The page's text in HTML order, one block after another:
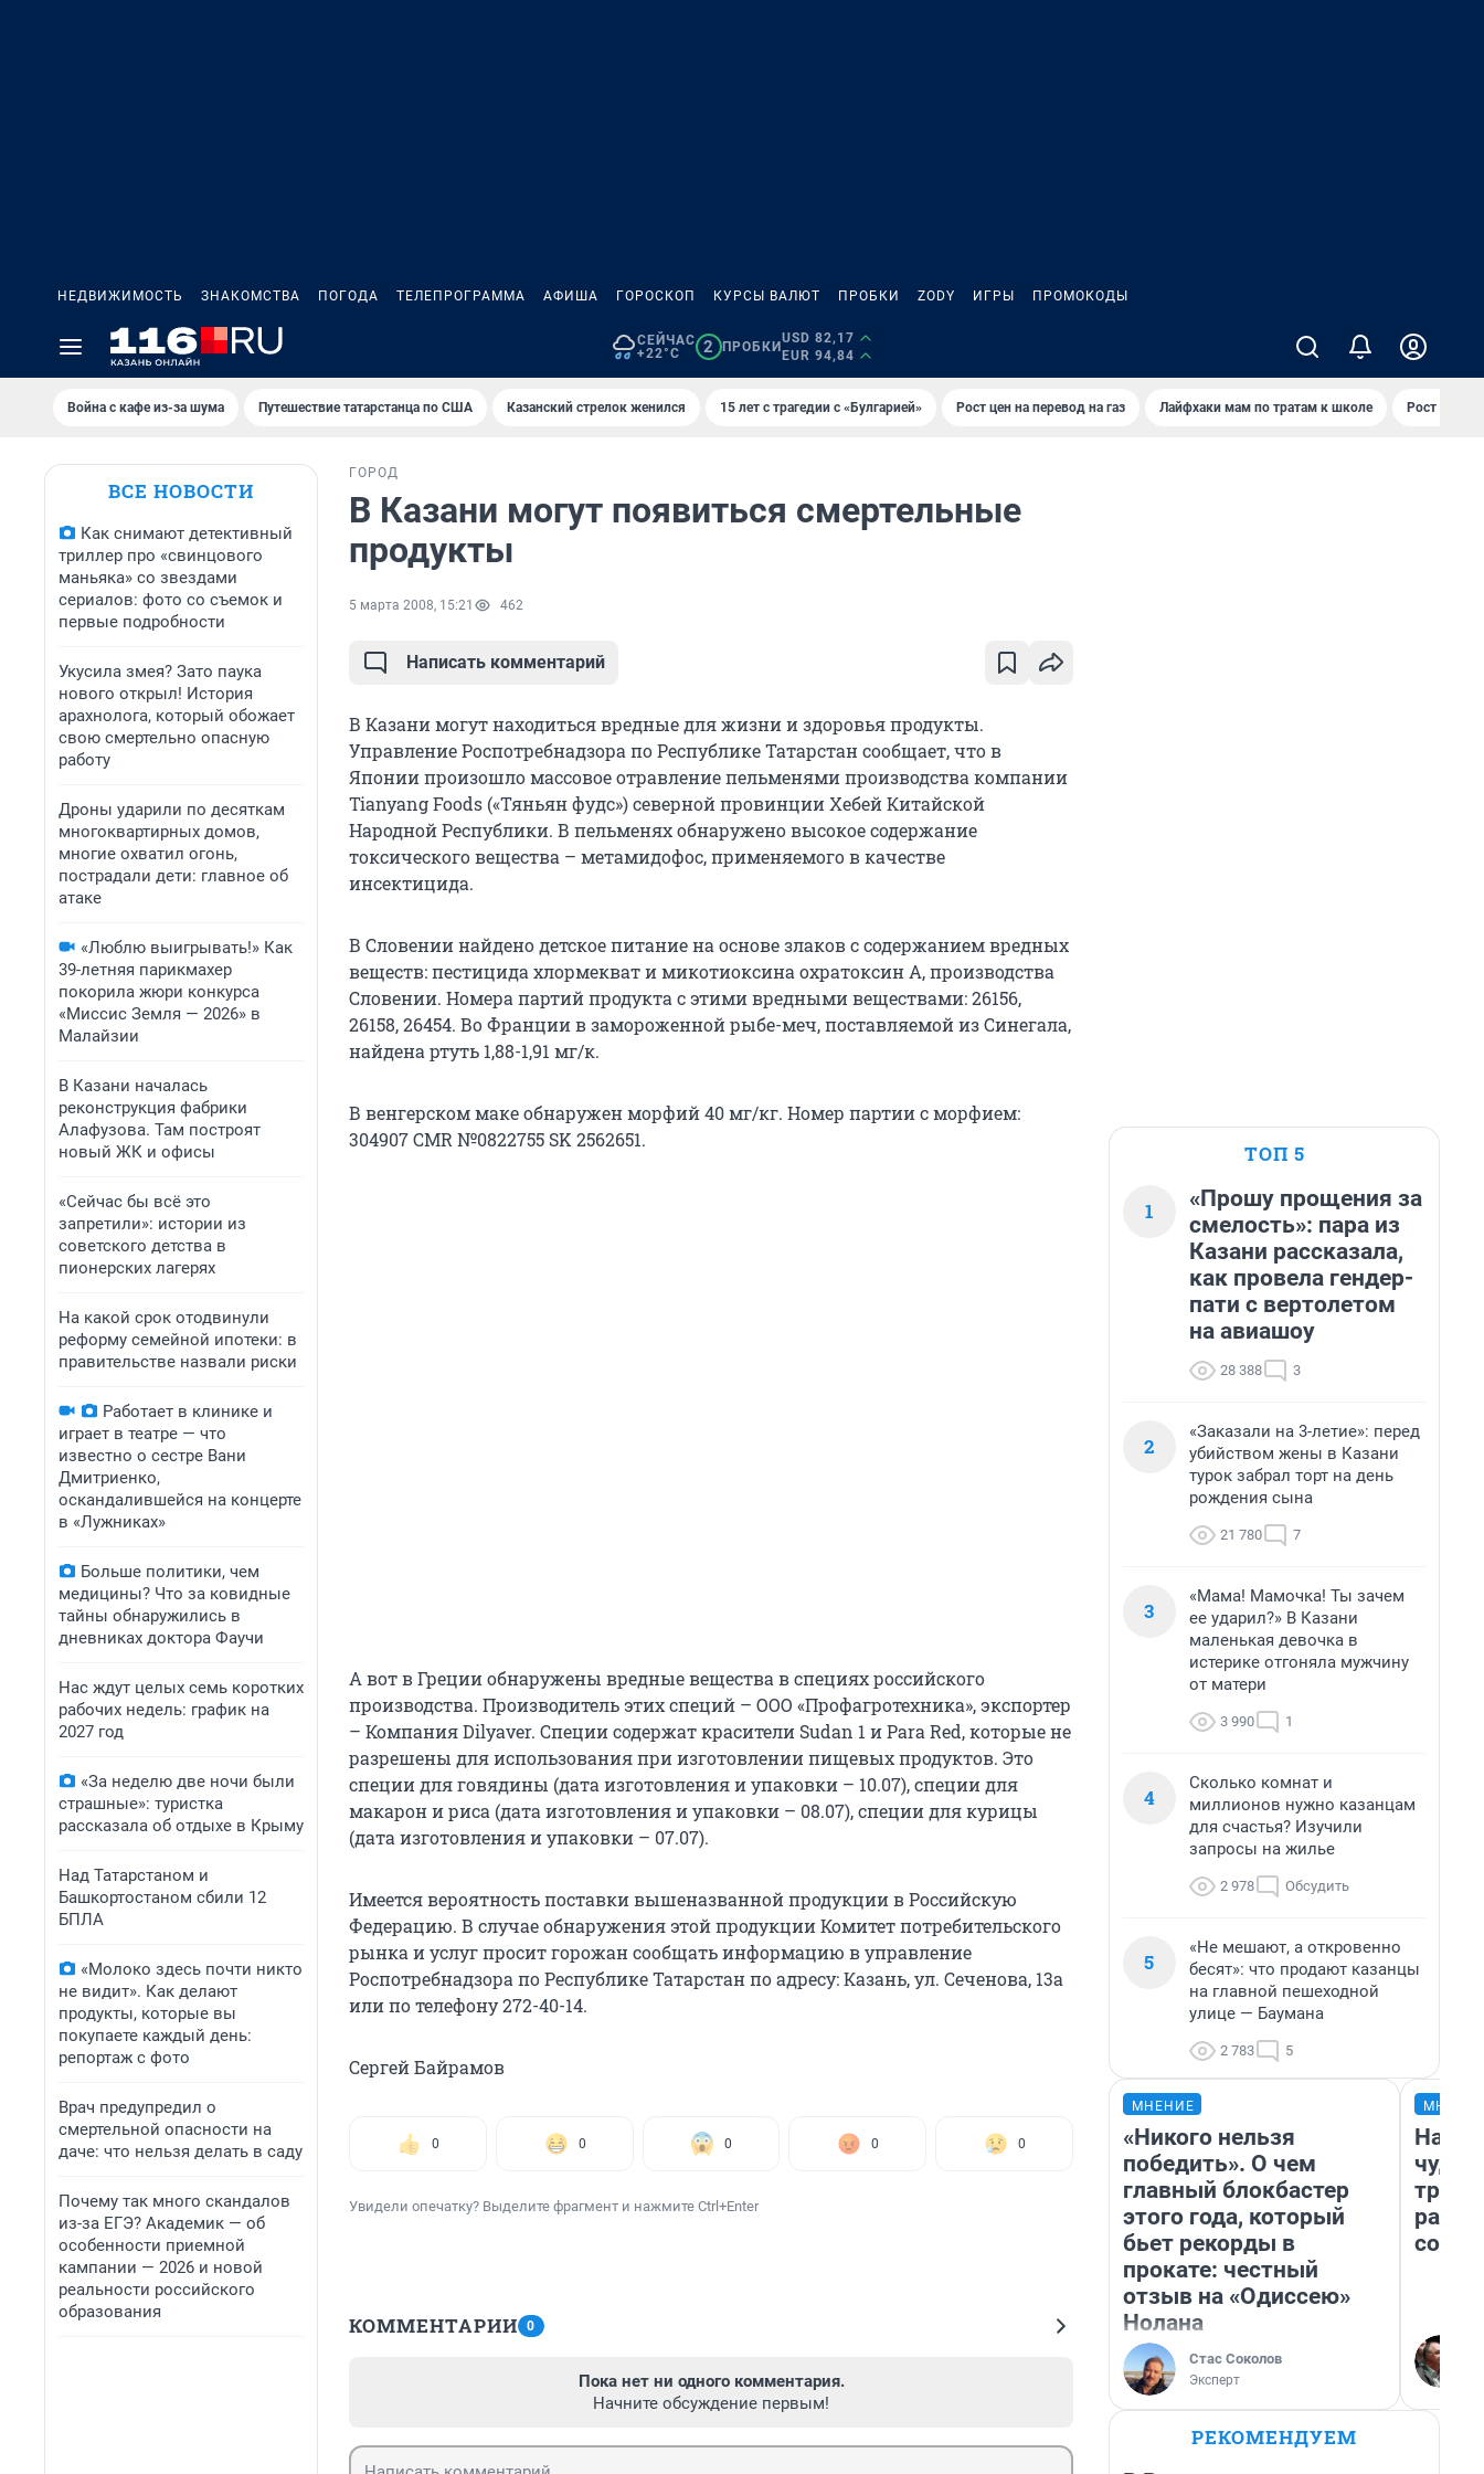
НЕДВИЖИМОСТЬ ЗНАКОМСТВА ПОГОДА ТЕЛЕПРОГРАММА АФИША ГОРОСКОП КУРСЫ ВАЛЮТ ПРОБКИ ZODY ИГРЫ ПРОМОКОДЫ
СЕЙЧАС
+22°C
2 ПРОБКИ
USD 82,17
EUR 94,84
Война с кафе из-за шума Путешествие татарстанца по США Казанский стрелок женился 15 лет с трагедии с «Булгарией» Рост цен на перевод на газ Лайфхаки мам по тратам к школе Рост цен на
ВСЕ НОВОСТИ
Как снимают детективный
триллер про «свинцового
маньяка» со звездами
сериалов: фото со съемок и
первые подробности
Укусила змея? Зато паука
нового открыл! История
арахнолога, который обожает
свою смертельно опасную
работу
Дроны ударили по десяткам
многоквартирных домов,
многие охватил огонь,
пострадали дети: главное об
атаке
«Люблю выигрывать!» Как
39-летняя парикмахер
покорила жюри конкурса
«Миссис Земля — 2026» в
Малайзии
В Казани началась
реконструкция фабрики
Алафузова. Там построят
новый ЖК и офисы
«Сейчас бы всё это
запретили»: истории из
советского детства в
пионерских лагерях
На какой срок отодвинули
реформу семейной ипотеки: в
правительстве назвали риски
Работает в клинике и
играет в театре — что
известно о сестре Вани
Дмитриенко,
оскандалившейся на концерте
в «Лужниках»
Больше политики, чем
медицины? Что за ковидные
тайны обнаружились в
дневниках доктора Фаучи
Нас ждут целых семь коротких
рабочих недель: график на
2027 год
«За неделю две ночи были
страшные»: туристка
рассказала об отдыхе в Крыму
Над Татарстаном и
Башкортостаном сбили 12
БПЛА
«Молоко здесь почти никто
не видит». Как делают
продукты, которые вы
покупаете каждый день:
репортаж с фото
Врач предупредил о
смертельной опасности на
даче: что нельзя делать в саду
Почему так много скандалов
из-за ЕГЭ? Академик — об
особенности приемной
кампании — 2026 и новой
реальности российского
образования
ГОРОД
В Казани могут появиться смертельные
продукты
5 марта 2008, 15:21 462
Написать комментарий
В Казани могут находиться вредные для жизни и здоровья продукты.
Управление Роспотребнадзора по Республике Татарстан сообщает, что в
Японии произошло массовое отравление пельменями производства компании
Tianyang Foods («Тяньян фудс») северной провинции Хебей Китайской
Народной Республики. В пельменях обнаружено высокое содержание
токсического вещества – метамидофос, применяемого в качестве
инсектицида.
В Словении найдено детское питание на основе злаков с содержанием вредных
веществ: пестицида хлормекват и микотиоксина охратоксин А, производства
Словении. Номера партий продукта с этими вредными веществами: 26156,
26158, 26454. Во Франции в замороженной рыбе-меч, поставляемой из Синегала,
найдена ртуть 1,88-1,91 мг/к.
В венгерском маке обнаружен морфий 40 мг/кг. Номер партии с морфием:
304907 CMR №0822755 SK 2562651.
А вот в Греции обнаружены вредные вещества в специях российского
производства. Производитель этих специй – ООО «Профагротехника», экспортер
– Компания Dilyaver. Специи содержат красители Sudan 1 и Para Red, которые не
разрешены для использования при изготовлении пищевых продуктов. Это
специи для говядины (дата изготовления и упаковки – 10.07), специи для
макарон и риса (дата изготовления и упаковки – 08.07), специи для курицы
(дата изготовления и упаковки – 07.07).
Имеется вероятность поставки вышеназванной продукции в Российскую
Федерацию. В случае обнаружения этой продукции Комитет потребительского
рынка и услуг просит горожан сообщать информацию в управление
Роспотребнадзора по Республике Татарстан по адресу: Казань, ул. Сеченова, 13а
или по телефону 272-40-14.
Сергей Байрамов
0 0 0 0 0
Увидели опечатку? Выделите фрагмент и нажмите Ctrl+Enter
КОММЕНТАРИИ 0
Пока нет ни одного комментария.
Начните обсуждение первым!
ТОП 5
1
«Прошу прощения за
смелость»: пара из
Казани рассказала,
как провела гендер-
пати с вертолетом
на авиашоу
28 388 3
2
«Заказали на 3-летие»: перед
убийством жены в Казани
турок забрал торт на день
рождения сына
21 780 7
3
«Мама! Мамочка! Ты зачем
ее ударил?» В Казани
маленькая девочка в
истерике отгоняла мужчину
от матери
3 990 1
4
Сколько комнат и
миллионов нужно казанцам
для счастья? Изучили
запросы на жилье
2 978 Обсудить
5
«Не мешают, а откровенно
бесят»: что продают казанцы
на главной пешеходной
улице — Баумана
2 783 5
МНЕНИЕ
«Никого нельзя
победить». О чем
главный блокбастер
этого года, который
бьет рекорды в
прокате: честный
отзыв на «Одиссею»
Нолана
Стас Соколов
Эксперт
РЕКОМЕНДУЕМ